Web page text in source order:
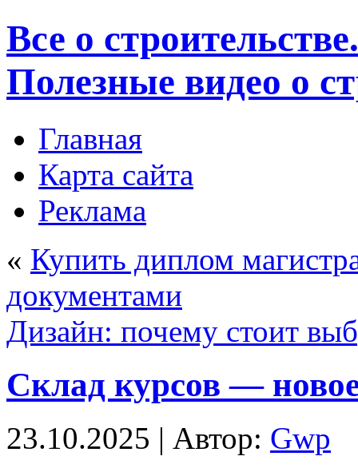
Все о
Полезные видео о
Главная
Карта сайта
Реклама
« Купить диплом
документами
Дизайн: почему стоит
Склад курсов —
23.10.2025 | Автор: Gwp